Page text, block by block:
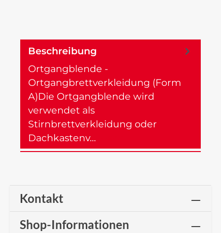
Beschreibung
Ortgangblende -
Ortgangbrettverkleidung (Form
A)Die Ortgangblende wird
verwendet als
Stirnbrettverkleidung oder
Dachkastenv…
Kontakt
Shop-Informationen